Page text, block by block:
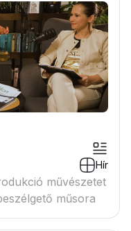
Hír
művészetet
műsora